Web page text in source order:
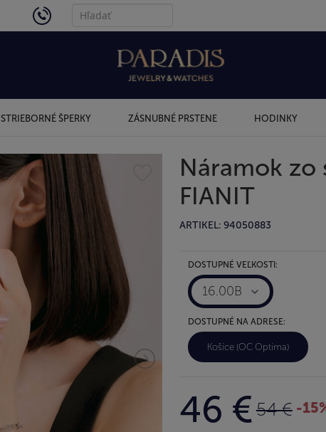
4434
STRIEBORNÉ ŠPERKY ZÁSNUBNÉ PRSTENE HODINKY
Náramok zo
FIANIT
ARTIKEL: 94050883
DOSTUPNÉ VEĽKOSTI:
16.00B
DOSTUPNÉ NA ADRESE:
Košice (OC Optima)
46 €54 € -